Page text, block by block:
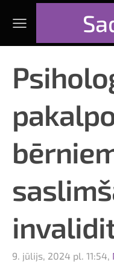
9. jūlijs, 2024 pl. 11:54,